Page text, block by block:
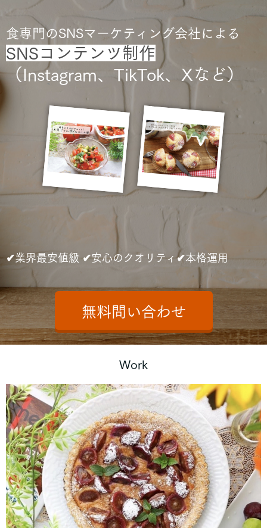
食専門のSNSマーケティング会社による
SNSコンテンツ制作
（Instagram、TikTok、Xなど）
✔︎業界最安値級 ✔︎安心のクオリティ✔︎本格運用
無料問い合わせ
Work